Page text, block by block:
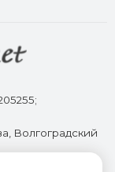
Волгоградский